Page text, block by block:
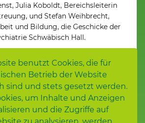
benutzt Cookies, die für
Betrieb der Website
sind und stets gesetzt werden.
um Inhalte und Anzeigen
und die Zugriffe auf
Julia Koboldt, Bereichsleiterin
und Stefan Weihbrecht,
und Bildung, die Geschicke der
Schwäbisch Hall.